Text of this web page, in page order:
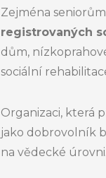
Zejména
registrovaných
dům,
sociální
Organizaci, která
jako dobrovolník
na vědecké úrovni.